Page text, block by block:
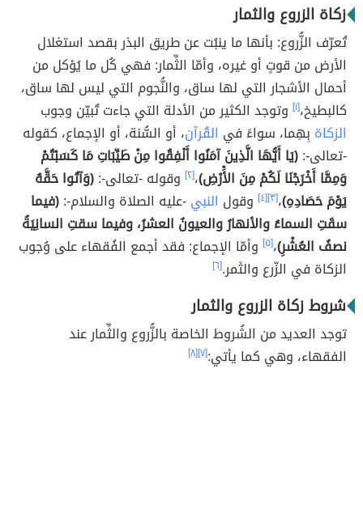
زكاة الزروع والثمار
تُعرّف الزُّروع: بأنها ما ينبُت عن طريق البذر بقصد استغلال
الأرض من قوتٍ أو غيره، وأمّا الثِّمار: فهي كُل ما يُؤكل من
أحمال الأشجار التي لها ساق، والنُّجوم التي ليس لها ساق،
كالبطيخ،[١] وتوجد الكثير من الأدلة التي جاءت تُبيّن وجوب
الزكاة بِهِما، سواءً في القُرآن، أو السُّنة، أو الإجماع، كقوله
-تعالى-:(يَا أَيُّهَا الَّذِينَ آمَنُوا أَنْفِقُوا مِنْ طَيِّبَاتِ مَا كَسَبْتُمْ
وَمِمَّا أَخْرَجْنَا لَكُمْ مِنَ الأَْرْضِ)،[٢] وقوله -تعالى-:(وَآتُوا حَقَّهُ
يَوْمَ حَصَادِهِ)،[٣] [٤] وقول النبي-عليه الصلاة والسلام-:(فيما
سقَتِ السماءُ والأنهارُ والعيونُ العشرُ، وفيما سقتِ السانِيَةُ
نصفُ العُشْرِ)،[٥]
وأمّا الإجماع: فقد أجمع الفُقهاء على وُجوب
الزكاة في الزّرع والثَمر.[٦]
شروط زكاة الزروع والثمار
توجد العديد من الشُروط الخاصة بالزُّروع والثِّمار عند
الفقهاء، وهي كما يأتي:[٧] [٨]